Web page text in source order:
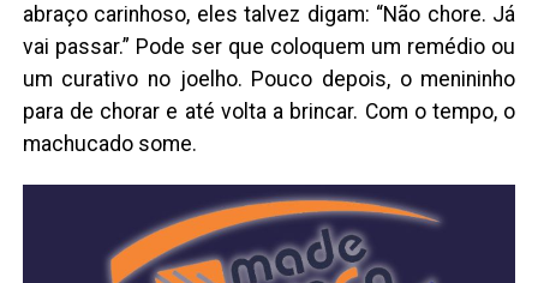
abraço carinhoso, eles talvez digam: “Não chore. Já
vai passar.” Pode ser que coloquem um remédio ou
um curativo no joelho. Pouco depois, o menininho
para de chorar e até volta a brincar. Com o tempo, o
machucado some.